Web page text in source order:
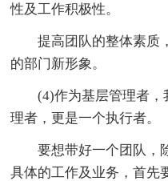
性及工作积极性。
提高团队的整体素质
的部门新形象。
(4)作为基层管理者
理者，更是一个执行者。
要想带好一个团队，
具体的工作及业务，首先